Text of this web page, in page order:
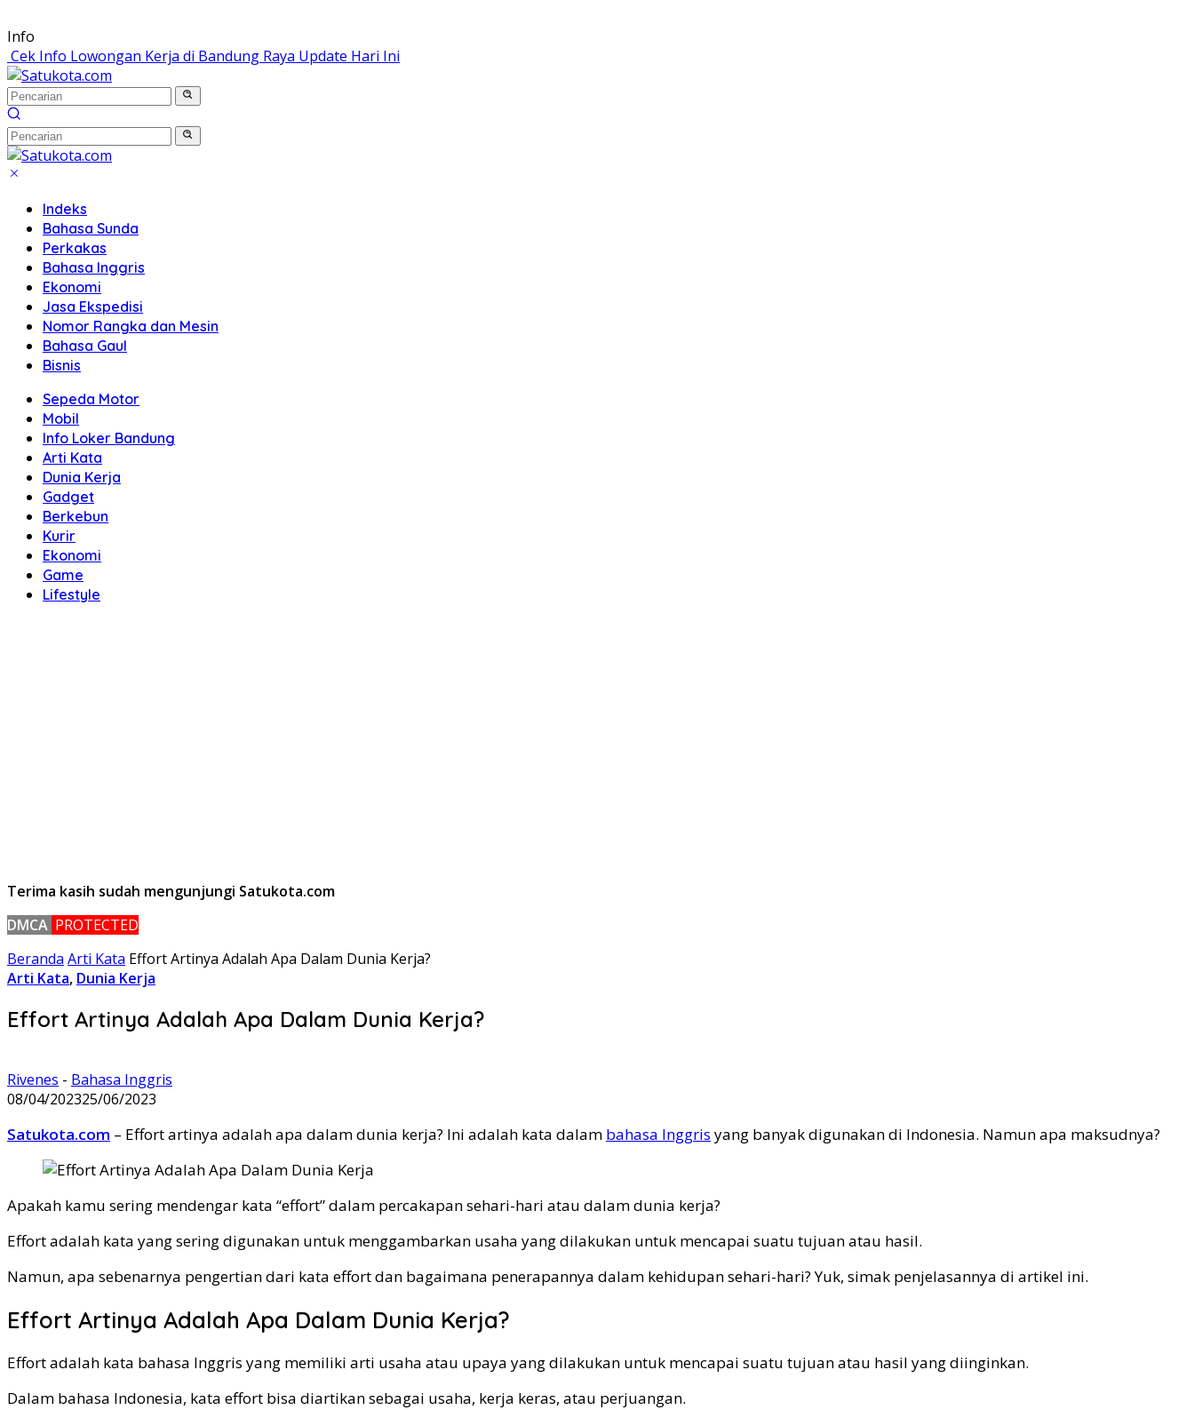
Langsung
ke
konten
Info
Cek Info Lowongan Kerja di Bandung Raya Update Hari Ini
Indeks
Bahasa Sunda
Perkakas
Bahasa Inggris
Ekonomi
Jasa Ekspedisi
Nomor Rangka dan Mesin
Bahasa Gaul
Bisnis
Sepeda Motor
Mobil
Info Loker Bandung
Arti Kata
Dunia Kerja
Gadget
Berkebun
Kurir
Ekonomi
Game
Lifestyle
Terima kasih sudah mengunjungi Satukota.com
DMCA PROTECTED
Beranda Arti Kata Effort Artinya Adalah Apa Dalam Dunia Kerja?
Arti Kata, Dunia Kerja
Effort Artinya Adalah Apa Dalam Dunia Kerja?
Rivenes - Bahasa Inggris
08/04/202325/06/2023
Satukota.com – Effort artinya adalah apa dalam dunia kerja? Ini adalah kata dalam bahasa Inggris yang banyak digunakan di Indonesia. Namun apa maksudnya?
Apakah kamu sering mendengar kata “effort” dalam percakapan sehari-hari atau dalam dunia kerja?
Effort adalah kata yang sering digunakan untuk menggambarkan usaha yang dilakukan untuk mencapai suatu tujuan atau hasil.
Namun, apa sebenarnya pengertian dari kata effort dan bagaimana penerapannya dalam kehidupan sehari-hari? Yuk, simak penjelasannya di artikel ini.
Effort Artinya Adalah Apa Dalam Dunia Kerja?
Effort adalah kata bahasa Inggris yang memiliki arti usaha atau upaya yang dilakukan untuk mencapai suatu tujuan atau hasil yang diinginkan.
Dalam bahasa Indonesia, kata effort bisa diartikan sebagai usaha, kerja keras, atau perjuangan.